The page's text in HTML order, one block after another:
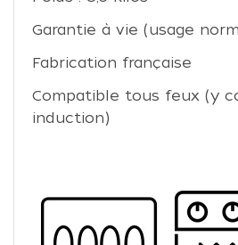
Garantie à vie (usage
Fabrication française
Compatible tous feux (y
induction)